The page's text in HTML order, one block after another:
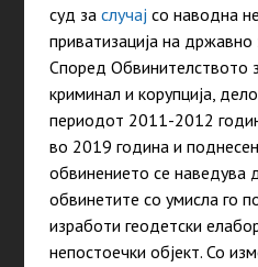
суд за случај со наводна
приватизација на
Според Обвинителството
криминал и корупција,
периодот 2011-2012
во 2019 година и
обвинението се наведува
обвинетите со умисла го
изработи геодетски
непостоечки објект. Со